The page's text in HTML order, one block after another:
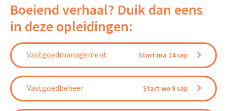
Boeiend verhaal? Duik dan eens
in deze opleidingen:
Vastgoedmanagement Start ma 14 sep
Vastgoedbeheer Start wo 9 sep